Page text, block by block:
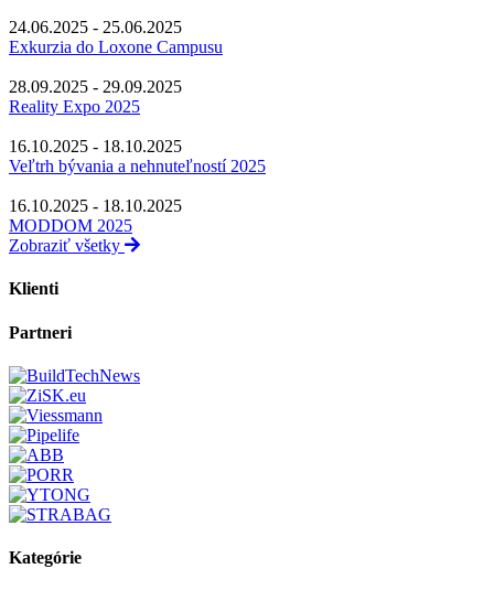
24.06.2025 - 25.06.2025
Exkurzia do Loxone Campusu
28.09.2025 - 29.09.2025
Reality Expo 2025
16.10.2025 - 18.10.2025
Veľtrh bývania a nehnuteľností 2025
16.10.2025 - 18.10.2025
MODDOM 2025
Zobraziť všetky
Klienti
Partneri
Kategórie